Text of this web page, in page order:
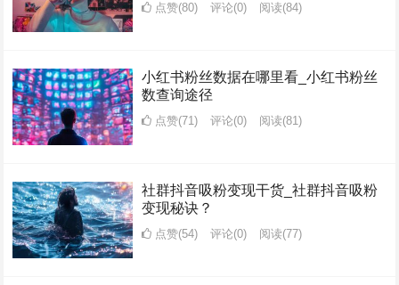
点赞(80) 评论(0) 阅读(84)
小红书粉丝数据在哪里看_小红书粉丝
数查询途径
点赞(71) 评论(0) 阅读(81)
社群抖音吸粉变现干货_社群抖音吸粉
变现秘诀？
点赞(54) 评论(0) 阅读(77)